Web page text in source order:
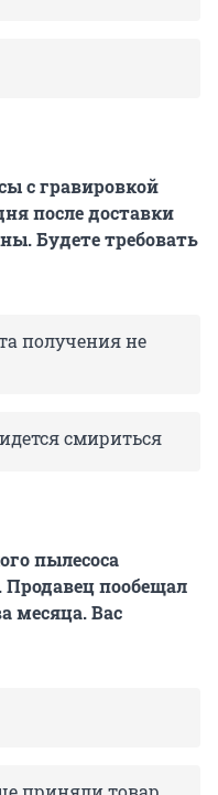
с гравировкой
после доставки
Будете требовать
получения не
смириться
пылесоса
пообещал
месяца. Вас